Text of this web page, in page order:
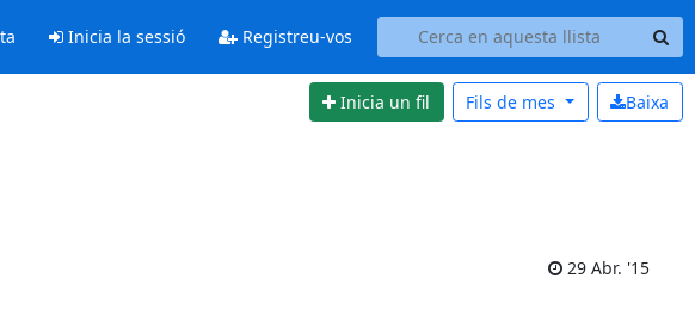
Inicia la sessió Registreu-vos
Inicia un fil Baixa
Fils de mes
29 Abr. '15